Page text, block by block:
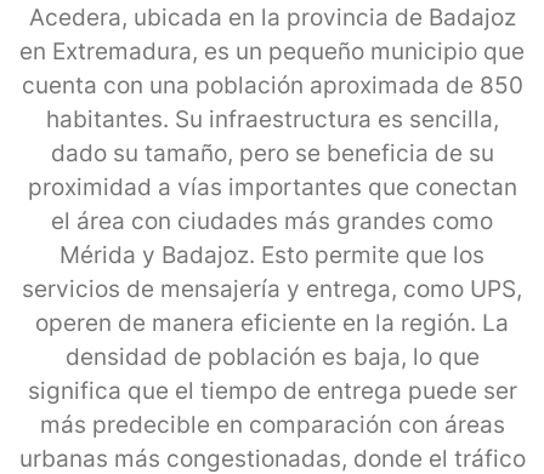
Acedera, ubicada en la provincia de Badajoz
en Extremadura, es un pequeño municipio que
cuenta con una población aproximada de 850
habitantes. Su infraestructura es sencilla,
dado su tamaño, pero se beneficia de su
proximidad a vías importantes que conectan
el área con ciudades más grandes como
Mérida y Badajoz. Esto permite que los
servicios de mensajería y entrega, como UPS,
operen de manera eficiente en la región. La
densidad de población es baja, lo que
significa que el tiempo de entrega puede ser
más predecible en comparación con áreas
urbanas más congestionadas, donde el tráfico